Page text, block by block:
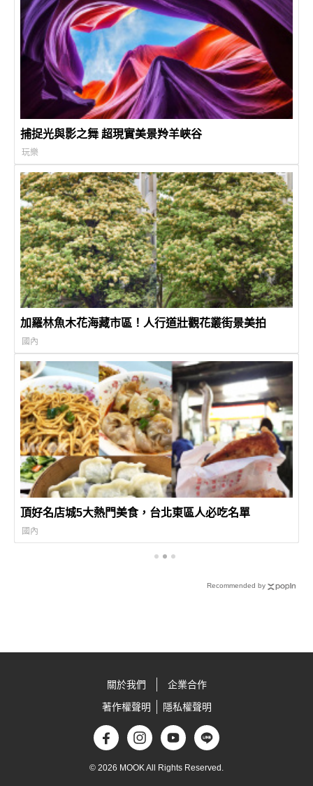
捕捉光與影之舞 超現實美景羚羊峽谷
玩樂
加羅林魚木花海藏市區！人行道壯觀花叢街景美拍
國內
頂好名店城5大熱門美食，台北東區人必吃名單
國內
Recommended by
關於我們
企業合作
著作權聲明
隱私權聲明
© 2026 MOOK All Rights Reserved.